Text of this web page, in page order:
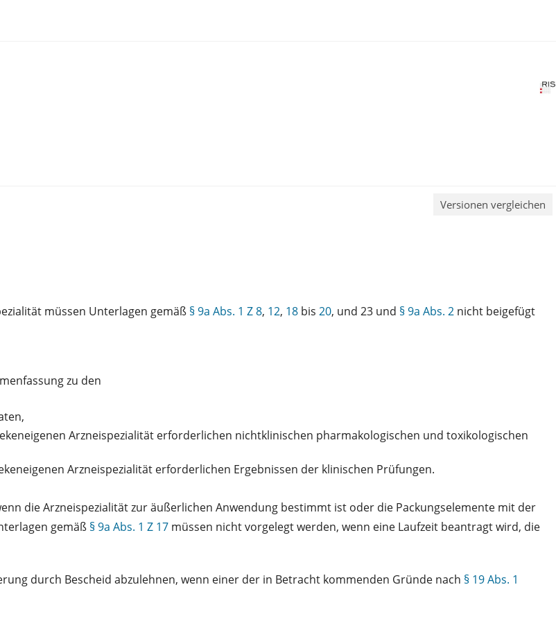
Versionen vergleichen
müssen Unterlagen gemäß § 9a Abs. 1 Z 8, 12, 18 bis 20, und 23 und § 9a Abs. 2 nicht beigefügt
zu den
Arzneispezialität erforderlichen nichtklinischen pharmakologischen und toxikologischen
Arzneispezialität erforderlichen Ergebnissen der klinischen Prüfungen.
die Arzneispezialität zur äußerlichen Anwendung bestimmt ist oder die Packungselemente mit der
gemäß § 9a Abs. 1 Z 17 müssen nicht vorgelegt werden, wenn eine Laufzeit beantragt wird, die
durch Bescheid abzulehnen, wenn einer der in Betracht kommenden Gründe nach § 19 Abs. 1